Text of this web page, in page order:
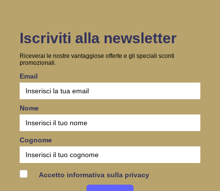
Iscriviti alla newsletter
Riceverai le nostre vantaggiose offerte e gli speciali sconti
promozionali.
Email
Nome
Cognome
Accetto informativa sulla privacy